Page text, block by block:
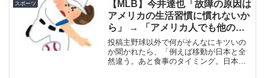
スポーツ
【MLB】今井達也「故障の原因は
アメリカの生活習慣に慣れないか
ら」 → 「アメリカ人でも他の週
に引っ越したら馴染めないことが
あるからな…..」「日本とヒュー
ストンは性質が違いすぎてしんど
投稿主野球以外で何がそんなにキツいの
か聞かれたら、「例えば移動が日本と全
然違う。あと食事のタイミング。日本だ